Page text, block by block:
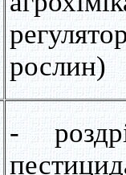
рослин)
-